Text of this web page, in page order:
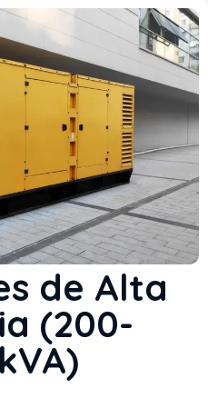
de Alta
(200-